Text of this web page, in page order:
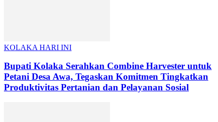
KOLAKA HARI INI
Bupati Kolaka Serahkan Combine Harvester untuk
Petani Desa Awa, Tegaskan Komitmen Tingkatkan
Produktivitas Pertanian dan Pelayanan Sosial